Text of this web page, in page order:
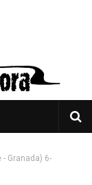
Granada) 6-